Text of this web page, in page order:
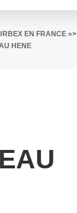
EN FRANCE»>
HENE